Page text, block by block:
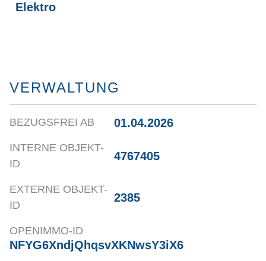
Elektro
VERWALTUNG
BEZUGSFREI AB 01.04.2026
INTERNE OBJEKT-
ID
4767405
EXTERNE OBJEKT-
ID
2385
OPENIMMO-ID
NFYG6XndjQhqsvXKNwsY3iX6